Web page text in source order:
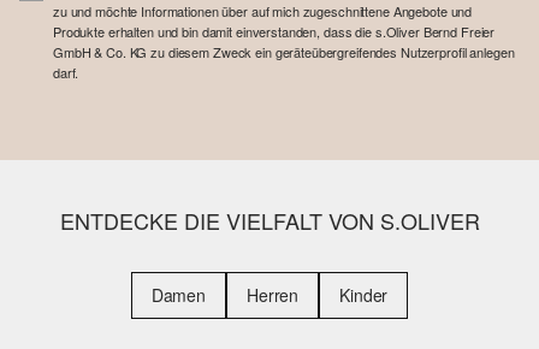
zu und möchte Informationen über auf mich zugeschnittene Angebote und
Produkte erhalten und bin damit einverstanden, dass die s.Oliver Bernd Freier
GmbH & Co. KG zu diesem Zweck ein geräteübergreifendes Nutzerprofil anlegen
darf.
ENTDECKE DIE VIELFALT VON S.OLIVER
Damen Herren Kinder